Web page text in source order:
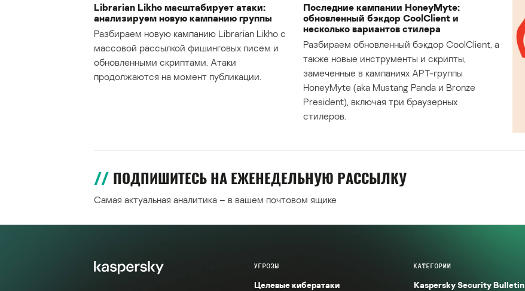
Librarian Likho масштабирует атаки:
анализируем новую кампанию группы
Разбираем новую кампанию Librarian Likho с
массовой рассылкой фишинговых писем и
обновленными скриптами. Атаки
продолжаются на момент публикации.
Последние кампании HoneyMyte:
обновленный бэкдор CoolClient и
несколько вариантов стилера
Разбираем обновленный бэкдор CoolClient, а
также новые инструменты и скрипты,
замеченные в кампаниях APT-группы
HoneyMyte (aka Mustang Panda и Bronze
President), включая три браузерных
стилеров.
ПОДПИШИТЕСЬ НА ЕЖЕНЕДЕЛЬНУЮ РАССЫЛКУ
Самая актуальная аналитика – в вашем почтовом ящике
УГРОЗЫ
Целевые кибератаки
КАТЕГОРИИ
Kaspersky Security Bulletin